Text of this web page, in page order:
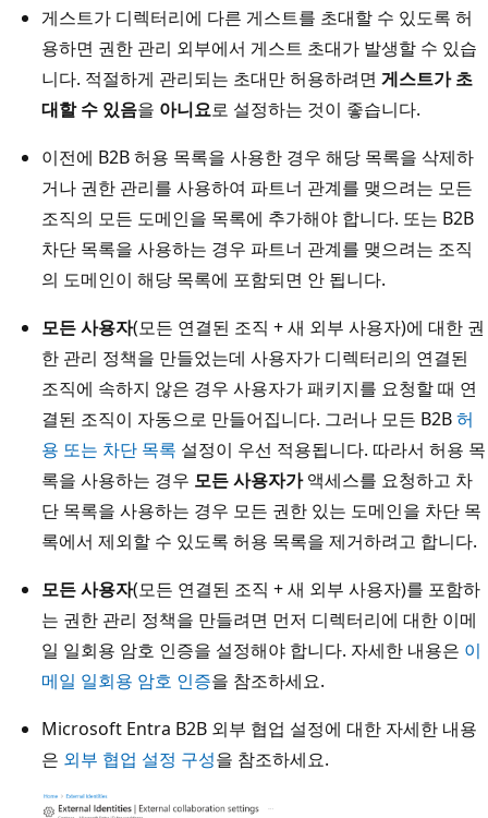
게스트가 디렉터리에 다른 게스트를 초대할 수 있도록 허
용하면 권한 관리 외부에서 게스트 초대가 발생할 수 있습
니다. 적절하게 관리되는 초대만 허용하려면 게스트가 초
대할 수 있음을 아니요로 설정하는 것이 좋습니다.
이전에 B2B 허용 목록을 사용한 경우 해당 목록을 삭제하
거나 권한 관리를 사용하여 파트너 관계를 맺으려는 모든
조직의 모든 도메인을 목록에 추가해야 합니다. 또는 B2B
차단 목록을 사용하는 경우 파트너 관계를 맺으려는 조직
의 도메인이 해당 목록에 포함되면 안 됩니다.
모든 사용자(모든 연결된 조직 + 새 외부 사용자)에 대한 권
한 관리 정책을 만들었는데 사용자가 디렉터리의 연결된
조직에 속하지 않은 경우 사용자가 패키지를 요청할 때 연
결된 조직이 자동으로 만들어집니다. 그러나 모든 B2B허
용 또는 차단 목록 설정이 우선 적용됩니다. 따라서 허용 목
록을 사용하는 경우 모든 사용자가액세스를 요청하고 차
단 목록을 사용하는 경우 모든 권한 있는 도메인을 차단 목
록에서 제외할 수 있도록 허용 목록을 제거하려고 합니다.
모든 사용자(모든 연결된 조직 + 새 외부 사용자)를 포함하
는 권한 관리 정책을 만들려면 먼저 디렉터리에 대한 이메
일 일회용 암호 인증을 설정해야 합니다. 자세한 내용은 이
메일 일회용 암호 인증을 참조하세요.
Microsoft Entra B2B 외부 협업 설정에 대한 자세한 내용
은 외부 협업 설정 구성을 참조하세요.